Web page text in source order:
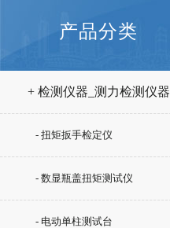
产品分类
+ 检测仪器_测力检测仪器
- 扭矩扳手检定仪
- 数显瓶盖扭矩测试仪
- 电动单柱测试台